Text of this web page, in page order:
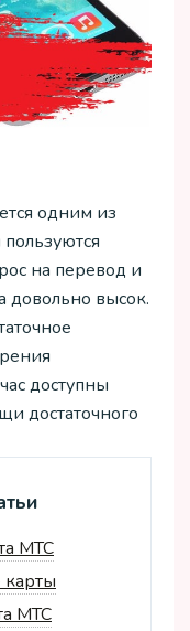
одним из
на перевод и
довольно высок.
доступны
достаточного
МТС
карты
МТС